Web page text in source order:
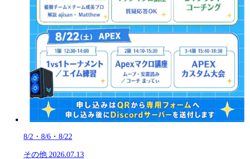
8/2・8/6・8/22
その他 2026.07.13